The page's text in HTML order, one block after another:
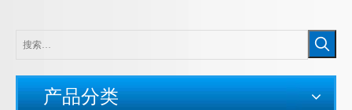
产品分类